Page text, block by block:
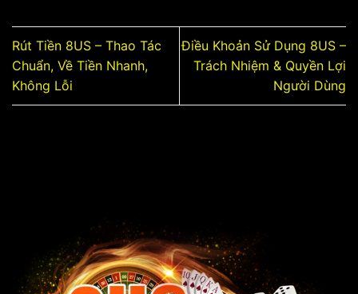
Rút Tiền 8US – Thao Tác
Chuẩn, Về Tiền Nhanh,
Không Lỗi
Điều Khoản Sử Dụng 8US –
Trách Nhiệm & Quyền Lợi
Người Dùng